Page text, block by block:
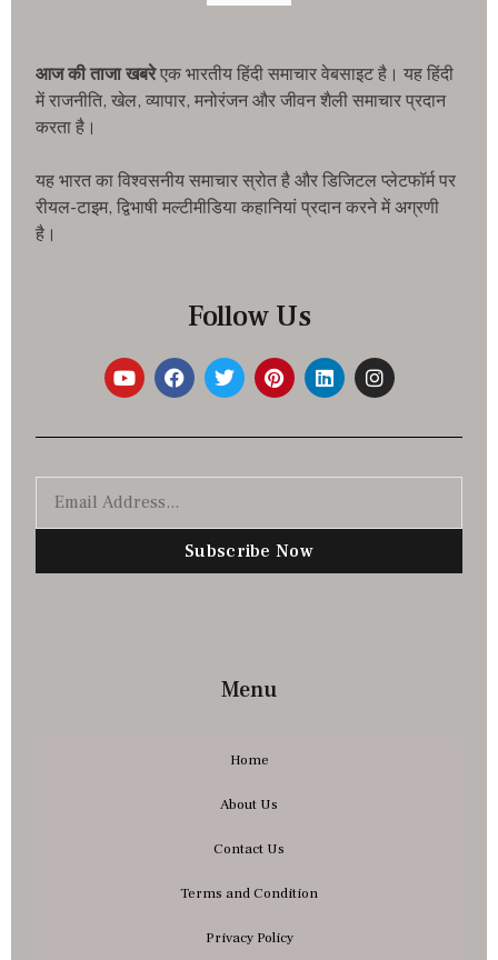
आज की ताजा खबरेएक भारतीय हिंदी समाचार वेबसाइट है। यह हिंदी
में राजनीति, खेल, व्यापार, मनोरंजन और जीवन शैली समाचार प्रदान
करता है।
यह भारत का विश्वसनीय समाचार स्रोत है और डिजिटल प्लेटफॉर्म पर
रीयल-टाइम, द्विभाषी मल्टीमीडिया कहानियां प्रदान करने में अग्रणी
है।
Follow Us
Subscribe Now
Menu
Home
About Us
Contact Us
Terms and Condition
Privacy Policy